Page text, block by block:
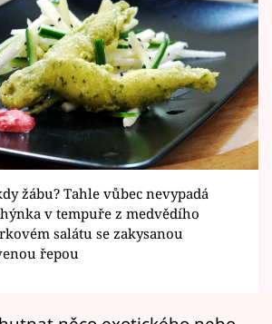
Karlovy Vary
žábu? Tahle vůbec nevypadá
v tempuře z medvědího
salátu se zakysanou
řepou